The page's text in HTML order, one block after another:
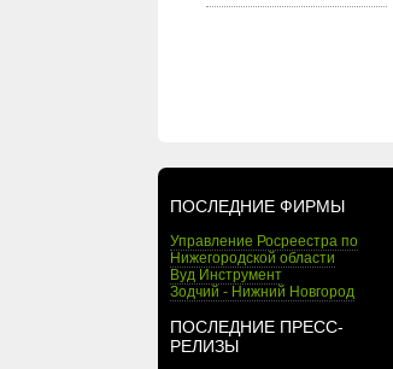
ПОСЛЕДНИЕ ФИРМЫ
Управление Росреестра по
Нижегородской области
Вуд Инструмент
Зодчий - Нижний Новгород
ПОСЛЕДНИЕ ПРЕСС-
РЕЛИЗЫ